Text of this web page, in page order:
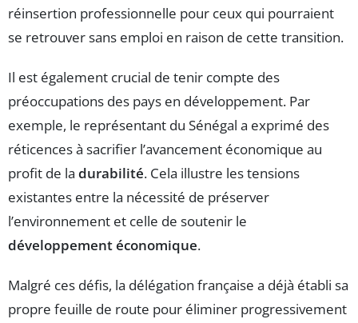
réinsertion professionnelle pour ceux qui pourraient
se retrouver sans emploi en raison de cette transition.
Il est également crucial de tenir compte des
préoccupations des pays en développement. Par
exemple, le représentant du Sénégal a exprimé des
réticences à sacrifier l’avancement économique au
profit de la durabilité. Cela illustre les tensions
existantes entre la nécessité de préserver
l’environnement et celle de soutenir le
développement économique.
Malgré ces défis, la délégation française a déjà établi sa
propre feuille de route pour éliminer progressivement